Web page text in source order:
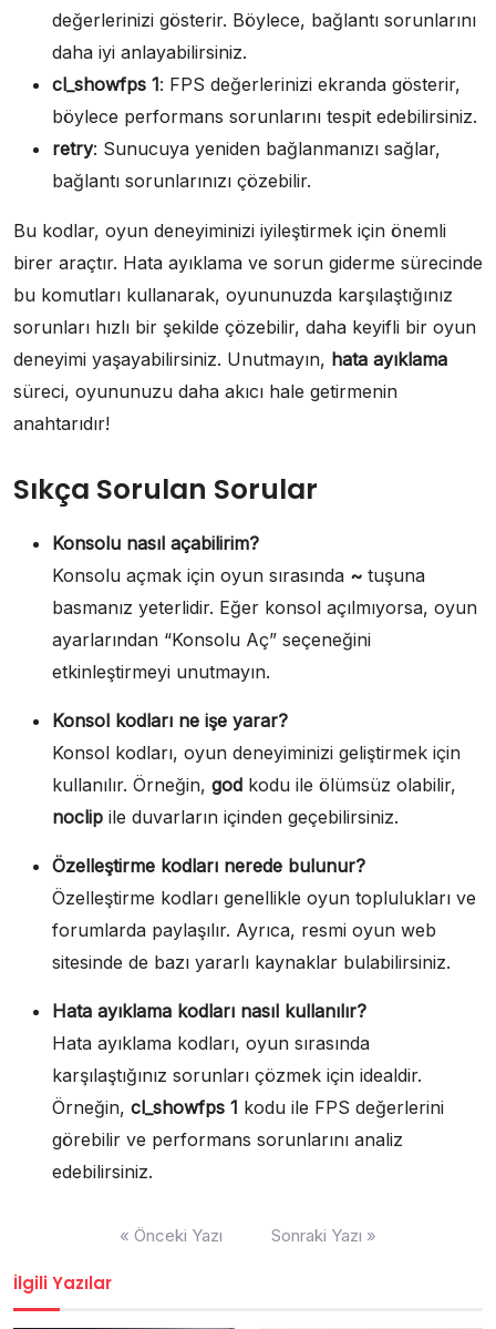
değerlerinizi gösterir. Böylece, bağlantı sorunlarını
daha iyi anlayabilirsiniz.
cl_showfps 1: FPS değerlerinizi ekranda gösterir,
böylece performans sorunlarını tespit edebilirsiniz.
retry: Sunucuya yeniden bağlanmanızı sağlar,
bağlantı sorunlarınızı çözebilir.
Bu kodlar, oyun deneyiminizi iyileştirmek için önemli
birer araçtır. Hata ayıklama ve sorun giderme sürecinde
bu komutları kullanarak, oyununuzda karşılaştığınız
sorunları hızlı bir şekilde çözebilir, daha keyifli bir oyun
deneyimi yaşayabilirsiniz. Unutmayın, hata ayıklama
süreci, oyununuzu daha akıcı hale getirmenin
anahtarıdır!
Sıkça Sorulan Sorular
Konsolu nasıl açabilirim?
Konsolu açmak için oyun sırasında ~ tuşuna
basmanız yeterlidir. Eğer konsol açılmıyorsa, oyun
ayarlarından “Konsolu Aç” seçeneğini
etkinleştirmeyi unutmayın.
Konsol kodları ne işe yarar?
Konsol kodları, oyun deneyiminizi geliştirmek için
kullanılır. Örneğin, god kodu ile ölümsüz olabilir,
noclip ile duvarların içinden geçebilirsiniz.
Özelleştirme kodları nerede bulunur?
Özelleştirme kodları genellikle oyun toplulukları ve
forumlarda paylaşılır. Ayrıca, resmi oyun web
sitesinde de bazı yararlı kaynaklar bulabilirsiniz.
Hata ayıklama kodları nasıl kullanılır?
Hata ayıklama kodları, oyun sırasında
karşılaştığınız sorunları çözmek için idealdir.
Örneğin, cl_showfps 1 kodu ile FPS değerlerini
görebilir ve performans sorunlarını analiz
edebilirsiniz.
« Önceki Yazı Sonraki Yazı »
İlgili Yazılar